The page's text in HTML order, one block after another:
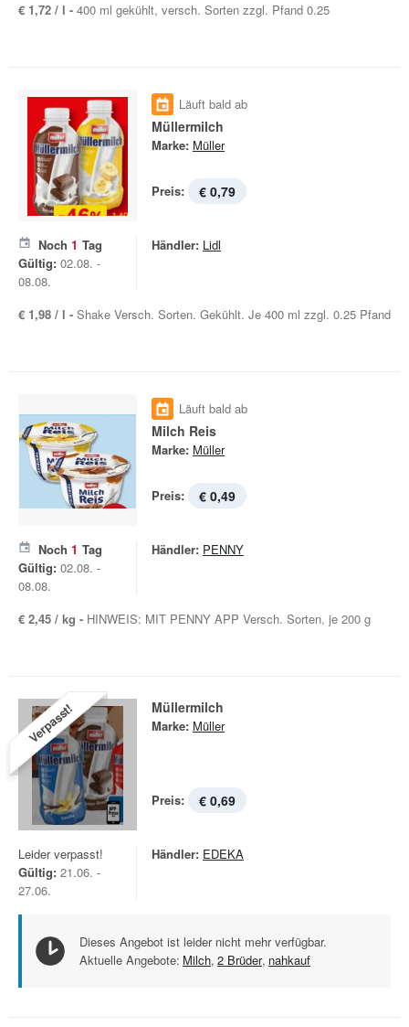
€ 1,72 / l - 400 ml gekühlt, versch. Sorten zzgl. Pfand 0.25
Läuft bald ab
Müllermilch
Marke: Müller
Preis: € 0,79
Noch 1 Tag
Gültig: 02.08. -
08.08.
Händler: Lidl
€ 1,98 / l - Shake Versch. Sorten. Gekühlt. Je 400 ml zzgl. 0.25 Pfand
Läuft bald ab
Milch Reis
Marke: Müller
Preis: € 0,49
Noch 1 Tag
Gültig: 02.08. -
08.08.
Händler: PENNY
€ 2,45 / kg - HINWEIS: MIT PENNY APP Versch. Sorten, je 200 g
Verpasst! Müllermilch
Marke: Müller
Preis: € 0,69
Leider verpasst!
Gültig: 21.06. -
27.06.
Händler: EDEKA
Dieses Angebot ist leider nicht mehr verfügbar.
Aktuelle Angebote: Milch, 2 Brüder, nahkauf